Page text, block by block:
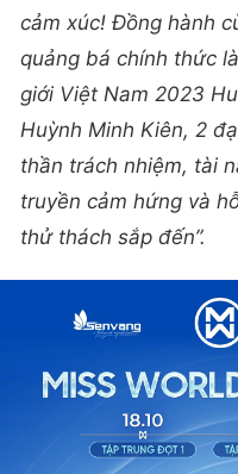
cảm xúc! Đồng hành
quảng bá chính thức
giới Việt Nam 2023
Huỳnh Minh Kiên, 2
thần trách nhiệm, tài
truyền cảm hứng và
thử thách sắp đến”.